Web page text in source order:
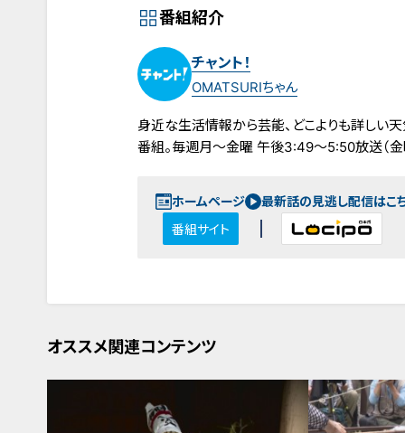
番組紹介
チャント！
OMATSURIちゃん
身近な生活情報から芸能、どこよりも詳しい
番組。毎週月～金曜 午後3:49～5:50放送（
ホームページ
番組サイト
最新話の見逃し配信はこ
オススメ関連コンテンツ